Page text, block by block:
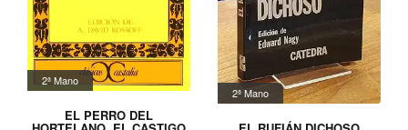
2ª Mano
EL PERRO DEL
2ª Mano